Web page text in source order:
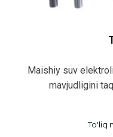
Maishiy suv
mavjudligini
To'liq